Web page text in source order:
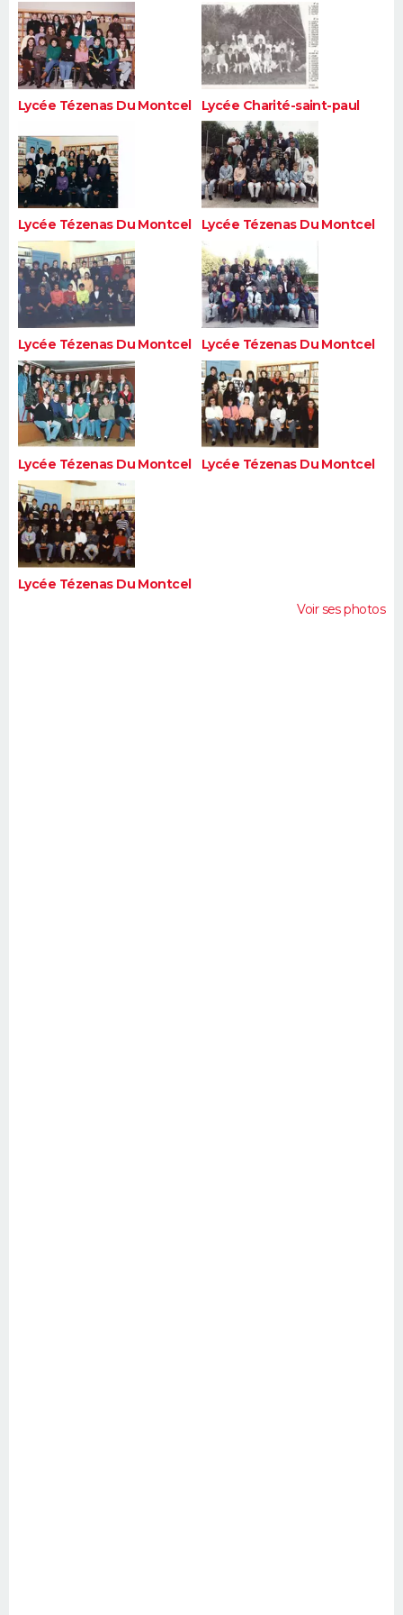
Lycée Tézenas Du Montcel Lycée Charité-saint-paul
Lycée Tézenas Du Montcel Lycée Tézenas Du Montcel
Lycée Tézenas Du Montcel Lycée Tézenas Du Montcel
Lycée Tézenas Du Montcel Lycée Tézenas Du Montcel
Lycée Tézenas Du Montcel
Voir ses photos